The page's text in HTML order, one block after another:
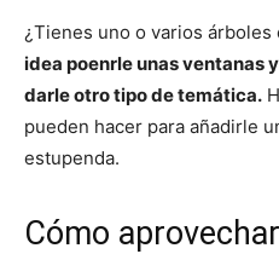
¿Tienes uno o varios árboles
idea poenrle unas ventanas
darle otro tipo de temática.
pueden hacer para añadirle
estupenda.
Cómo